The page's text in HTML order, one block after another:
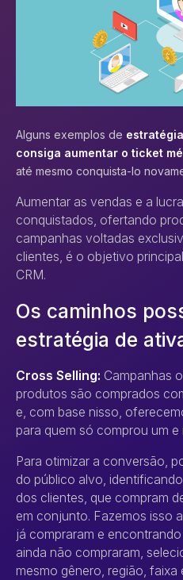
Alguns exemplos de
consiga aumentar o ticket
até mesmo conquista-lo
Aumentar as vendas e a
conquistados, ofertando
campanhas voltadas
clientes, é o objetivo
CRM.
Os caminhos
estratégia de
Cross Selling: Campanhas
produtos são comprados
e, com base nisso,
para quem só comprou um
Para otimizar a conversão,
do público alvo,
dos clientes, que compram
em conjunto. Fazemos isso
já compraram e
ainda não compraram,
mesmo gênero, região, faixa